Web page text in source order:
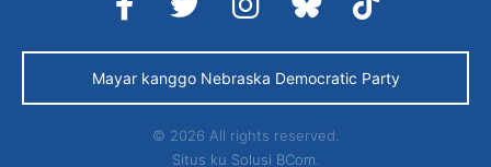
Mayar kanggo Nebraska Democratic Party
© 2026 All rights reserved.
Situs ku Solusi BCom.